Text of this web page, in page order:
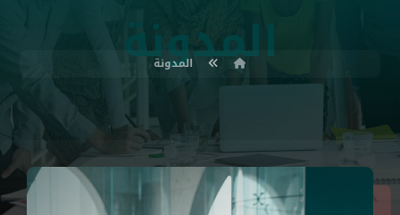
المدونة
المدونة